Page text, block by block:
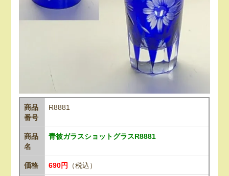
商品
番号
R8881
商品
名
青被ガラスショットグラスR8881
価格 690円 （税込）